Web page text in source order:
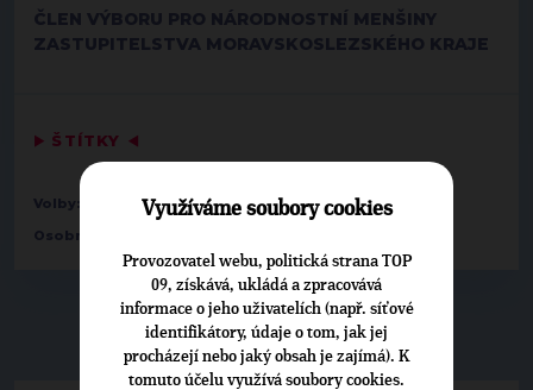
▶NEPŘEHLÉDNĚTE◀
ČLEN VÝBORU PRO NÁRODNOSTNÍ MENŠINY
ZASTUPITELSTVA MORAVSKOSLEZSKÉHO KRAJE
▶ ŠTÍTKY ◀
Volby: 2024 zastupitelstva krajů
Osobnosti:
Využíváme soubory cookies
Provozovatel webu, politická strana TOP
09, získává, ukládá a zpracovává
informace o jeho uživatelích (např. síťové
identifikátory, údaje o tom, jak jej
procházejí nebo jaký obsah je zajímá). K
tomuto účelu využívá soubory cookies.